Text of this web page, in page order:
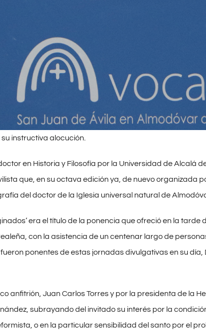
instructiva alocución.
en Historia y Filosofía por la Universidad de Alcalá
que, en su octava edición ya, de nuevo organizada
del doctor de la Iglesia universal natural de
era el título de la ponencia que ofreció en la
con la asistencia de un centenar largo de
ponentes de estas jornadas divulgativas en su día,
anfitrión, Juan Carlos Torres y por la presidenta de la
subrayando del invitado su interés por la
o en la particular sensibilidad del santo por el